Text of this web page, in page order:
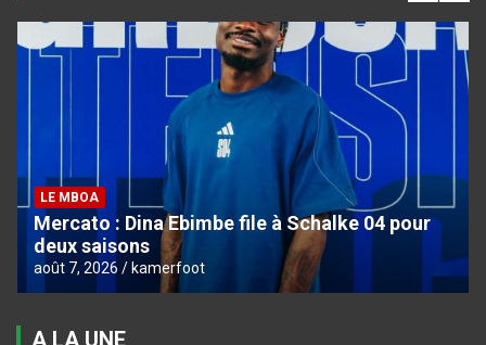
LE MBOA
Mercato : Dina Ebimbe file à Schalke 04 pour
deux saisons
août 7, 2026 kamerfoot
A LA UNE